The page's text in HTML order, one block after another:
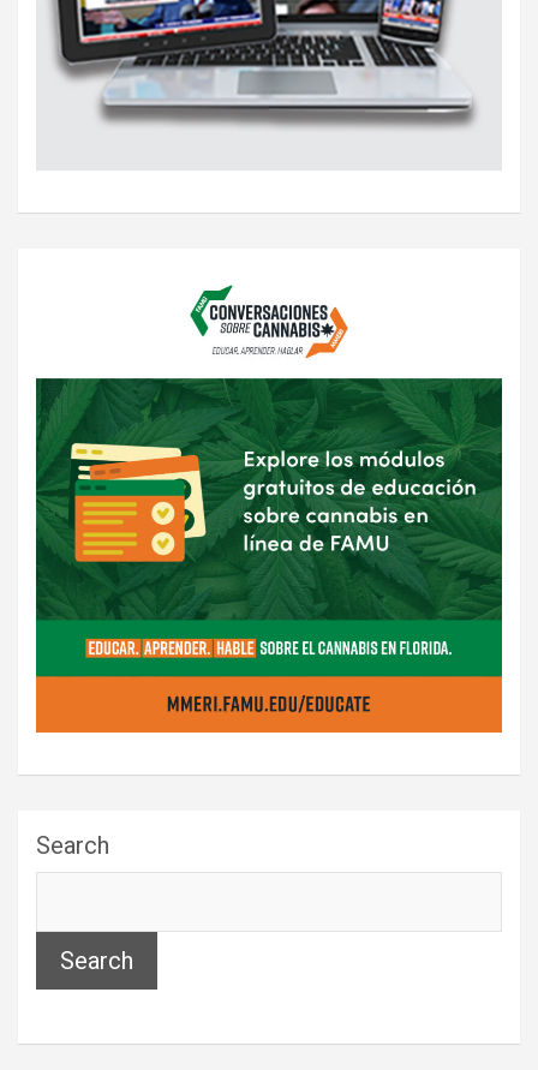
Search
Search